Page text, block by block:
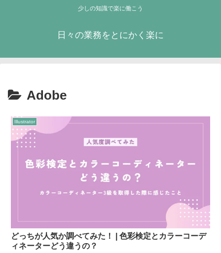
少しの知識で楽に働こう
日々の業務をとにかく楽に
Adobe
Illustrator
どっちが人気か調べてみた！ | 色彩検定とカラーコーデ
ィネーターどう違うの？